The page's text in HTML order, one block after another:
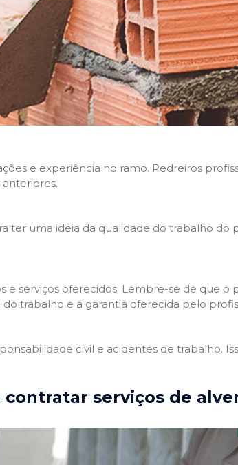
e experiência no ramo. Pedreiros
ter uma ideia da qualidade do trabalho do
serviços oferecidos. Lembre-se de que o
trabalho e a garantia oferecida pelo
civil e acidentes de trabalho.
serviços de